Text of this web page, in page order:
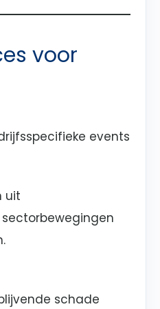
voor
events
uit
schade